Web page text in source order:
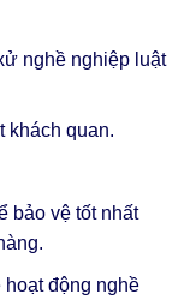
nghề nghiệp luật
khách quan.
bảo vệ tốt nhất
động nghề